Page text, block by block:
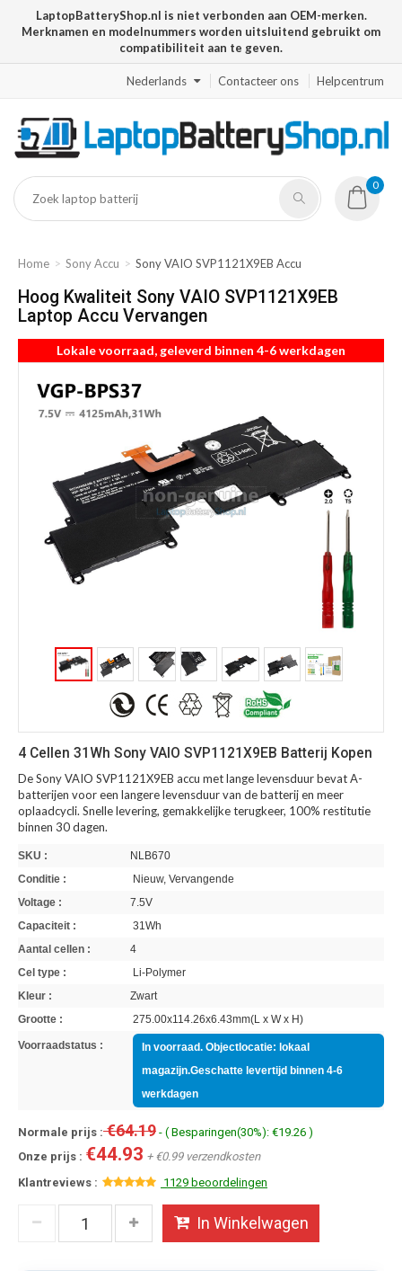
LaptopBatteryShop.nl is niet verbonden aan OEM-merken.
Merknamen en modelnummers worden uitsluitend gebruikt om
compatibiliteit aan te geven.
Nederlands Contacteer ons Helpcentrum
0
Home Sony Accu Sony VAIO SVP1121X9EB Accu
Hoog Kwaliteit Sony VAIO SVP1121X9EB
Laptop Accu Vervangen
Lokale voorraad, geleverd binnen 4-6 werkdagen
4 Cellen 31Wh Sony VAIO SVP1121X9EB Batterij Kopen
De Sony VAIO SVP1121X9EB accu met lange levensduur bevat A-
batterijen voor een langere levensduur van de batterij en meer
oplaadcycli. Snelle levering, gemakkelijke terugkeer, 100% restitutie
binnen 30 dagen.
SKU :
NLB670
Conditie :
Nieuw, Vervangende
Voltage :
7.5V
Capaciteit :
31Wh
Aantal cellen :
4
Cel type :
Li-Polymer
Kleur :
Zwart
Grootte :
275.00x114.26x6.43mm(L x W x H)
Voorraadstatus :
In voorraad. Objectlocatie: lokaal
magazijn.Geschatte levertijd binnen 4-6
werkdagen
Normale prijs :€64.19 - ( Besparingen(30%): €19.26 )
Onze prijs : €44.93 + €0.99 verzendkosten
Klantreviews :
1129 beoordelingen
In Winkelwagen